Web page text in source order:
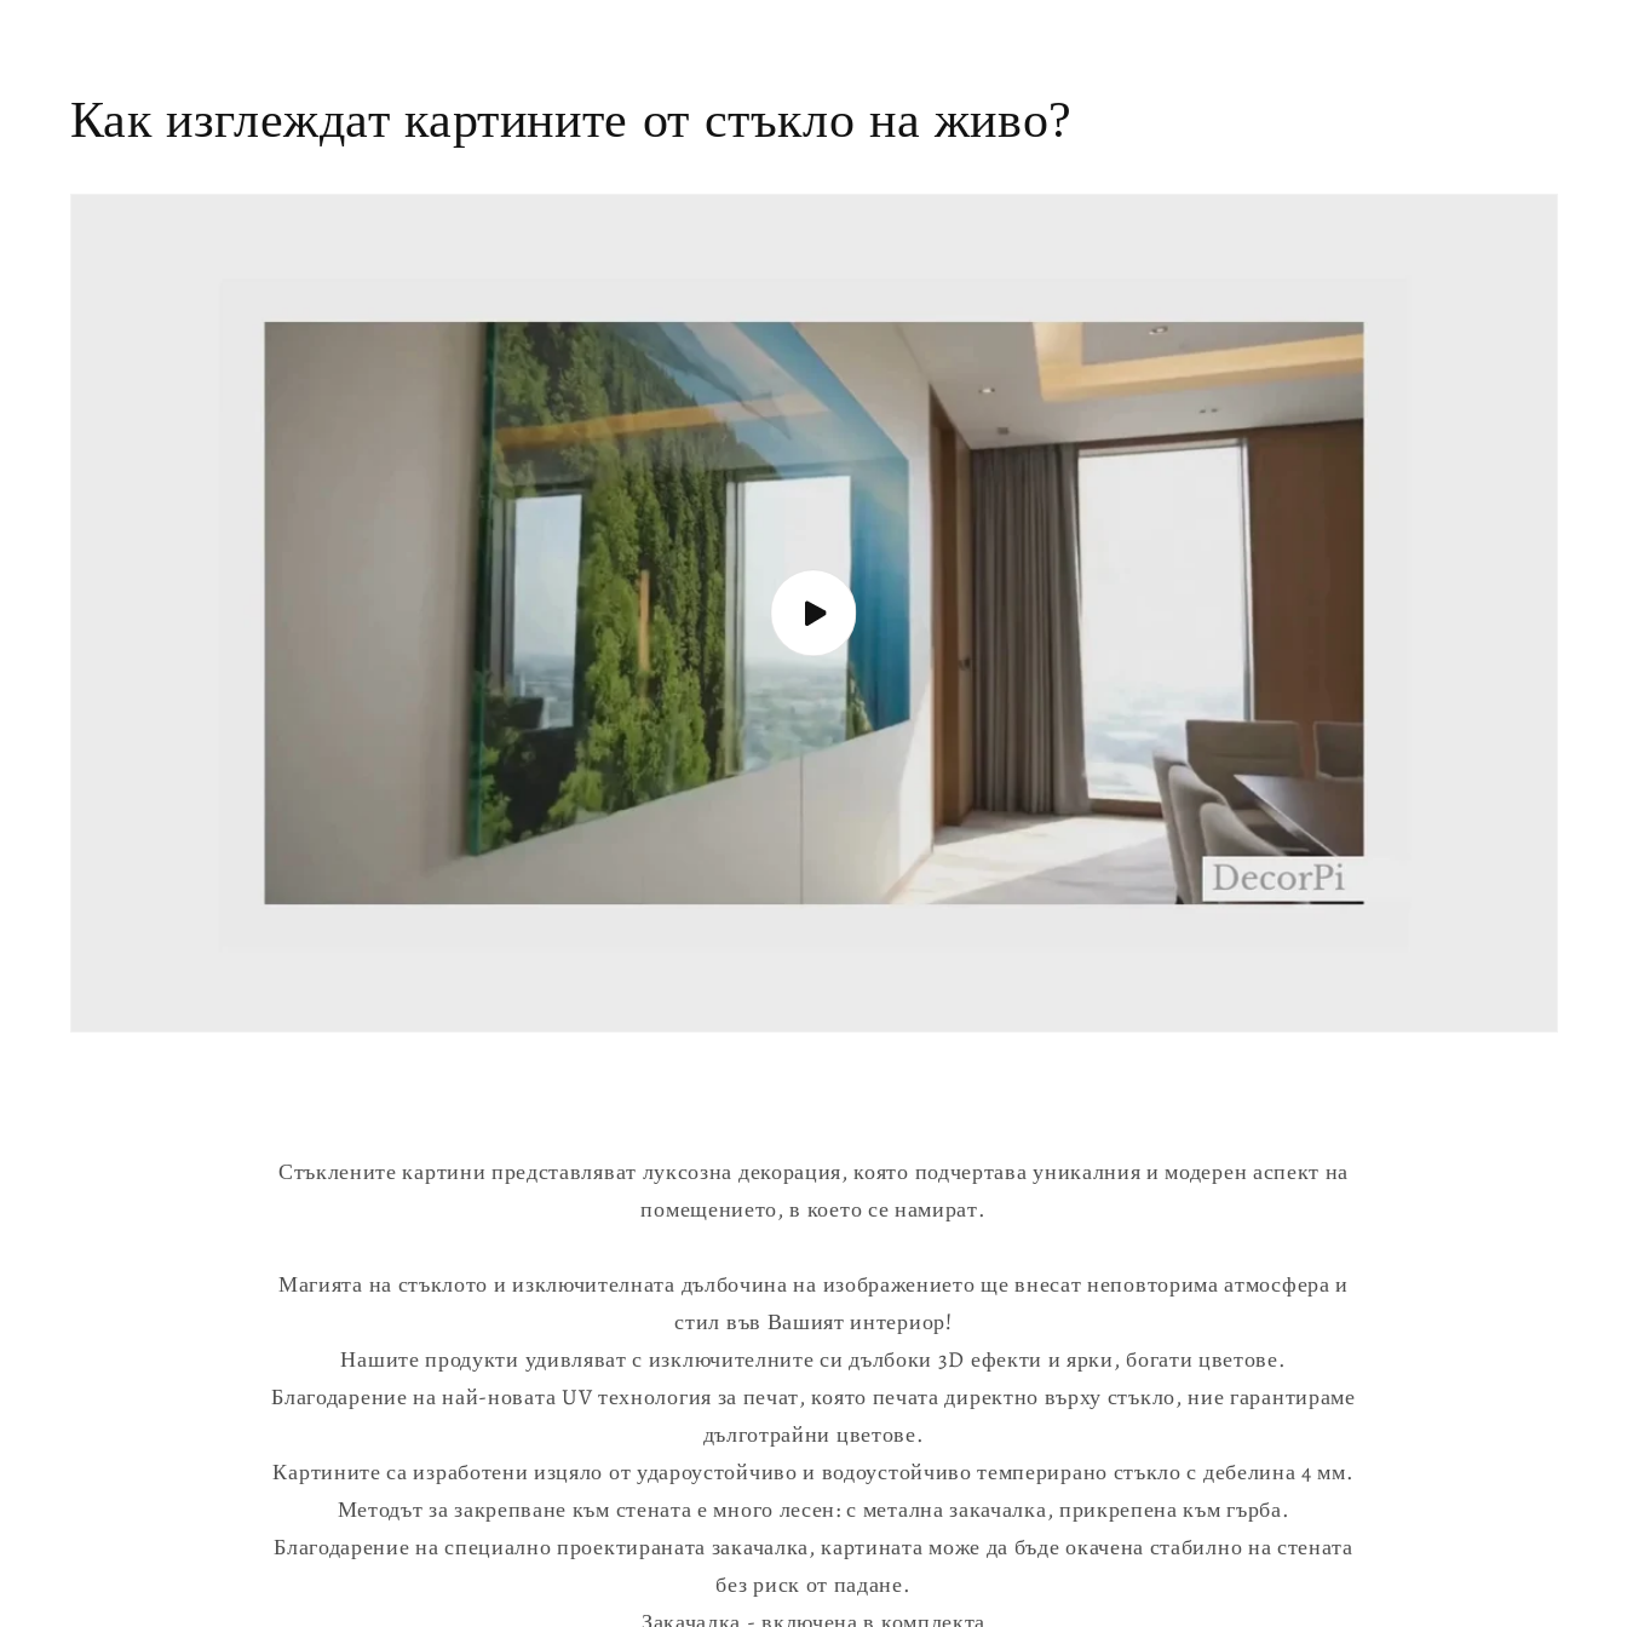
елемент
Как изглеждат картините от стъкло на живо?
Стъклените картини представляват луксозна декорация, която подчертава уникалния и модерен аспект на
помещението, в което се намират.
Магията на стъклото и изключителната дълбочина на изображението ще внесат неповторима атмосфера и
стил във Вашият интериор!
Нашите продукти удивляват с изключителните си дълбоки 3D ефекти и ярки, богати цветове.
Благодарение на най-новата UV технология за печат, която печата директно върху стъкло, ние гарантираме
дълготрайни цветове.
Картините са изработени изцяло от удароустойчиво и водоустойчиво темперирано стъкло с дебелина 4 мм.
Методът за закрепване към стената е много лесен: с метална закачалка, прикрепена към гърба.
Благодарение на специално проектираната закачалка, картината може да бъде окачена стабилно на стената
без риск от падане.